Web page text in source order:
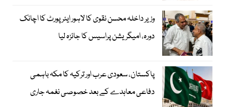
وزیر داخلہ محسن نقوی کا لاہور ایئر پورٹ کا اچانک
دورہ، امیگریشن پراسیس کا جائزہ لیا
پاکستان، سعودی عرب اور ترکیہ کا مکہ باہمی
دفاعی معاہدے کے بعد خصوصی نغمہ جاری